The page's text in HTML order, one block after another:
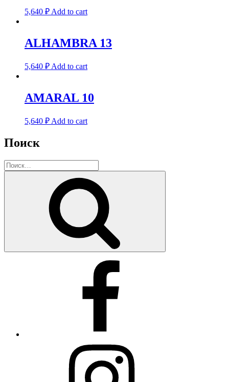
5,640 ₽ Add to cart
ALHAMBRA 13
5,640 ₽ Add to cart
AMARAL 10
5,640 ₽ Add to cart
Поиск
Искать: